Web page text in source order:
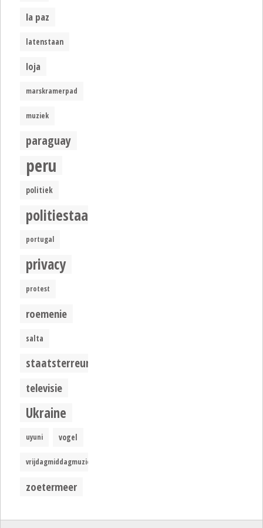
la paz
latenstaan
loja
marskramerpad
muziek
paraguay
peru
politiek
politiestaat
portugal
privacy
protest
roemenie
salta
staatsterreur
televisie
Ukraine
uyuni vogel
vrijdagmiddagmuziek
zoetermeer